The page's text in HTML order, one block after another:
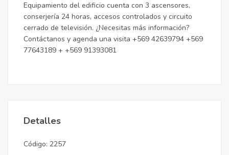
Equipamiento del edificio cuenta con 3 ascensores,
conserjería 24 horas, accesos controlados y circuito
cerrado de televisión. ¿Necesitas más información?
Contáctanos y agenda una visita +569 42639794 +569
77643189 + +569 91393081
Detalles
Código: 2257